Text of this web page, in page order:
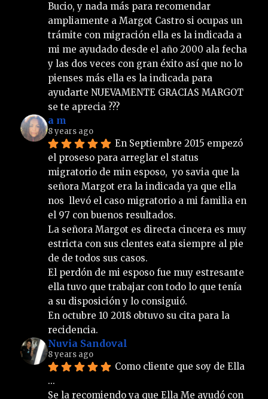
Bucio, y nada más para recomendar
ampliamente a Margot Castro si ocupas un
trámite con migración ella es la indicada a
mi me ayudado desde el año 2000 ala fecha
y las dos veces con gran éxito así que no lo
pienses más ella es la indicada para
ayudarte NUEVAMENTE GRACIAS MARGOT
se te aprecia ???
a m
8 years ago
En Septiembre 2015 empezó
el proseso para arreglar el status
migratorio de min esposo,  yo savia que la
señora Margot era la indicada ya que ella
nos  llevó el caso migratorio a mi familia en
el 97 con buenos resultados.
La señora Margot es directa cincera es muy
estricta con sus clentes eata siempre al pie
de de todos sus casos.
El perdón de mi esposo fue muy estresante
ella tuvo que trabajar con todo lo que tenía
a su disposición y lo consiguió.
En octubre 10 2018 obtuvo su cita para la
recidencia.
Nuvia Sandoval
8 years ago
Como cliente que soy de Ella
...
Se la recomiendo ya que Ella Me ayudó con